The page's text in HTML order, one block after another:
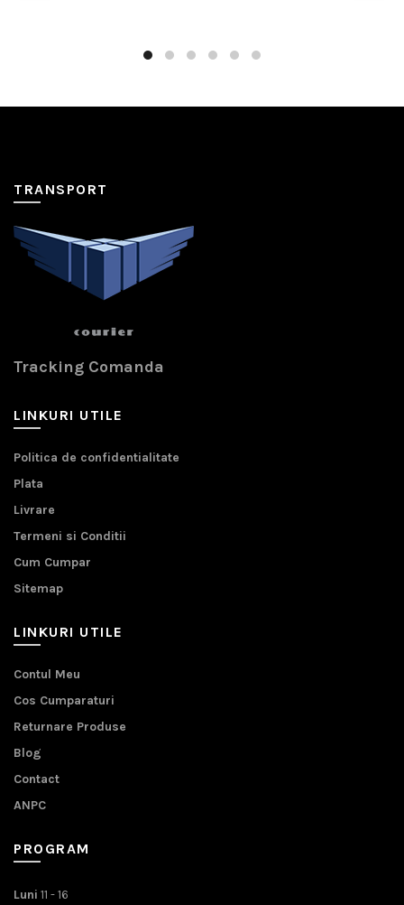
TRANSPORT
Tracking Comanda
LINKURI UTILE
Politica de confidentialitate
Plata
Livrare
Termeni si Conditii
Cum Cumpar
Sitemap
LINKURI UTILE
Contul Meu
Cos Cumparaturi
Returnare Produse
Blog
Contact
ANPC
PROGRAM
Luni 11 - 16